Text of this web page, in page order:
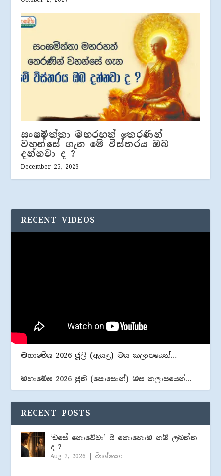
සංඝමිත්තා මහරහත් තෙරණින්
වහන්සේ ගැන මේ විස්තරය ඔබ
දන්නවා ද ?
December 25, 2023
RECENT VIDEOS
මහාමේඝ 2026 ජූලි (​ඇසළ) මස කලාපයෙන්…
මහාමේඝ 2026 ජුනි (​පොසොන්) මස කලාපයෙන්…
RECENT POSTS
‘එසේ නොවේවා’ යි කොහොම නම් ලබන්න
ද ?
Aug 2, 2026 |විශේෂාංග